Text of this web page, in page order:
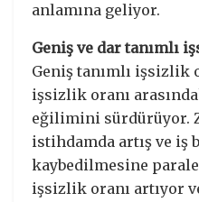
anlamına geliyor.
Geniş ve dar tanımlı
Geniş tanımlı işsizlik
işsizlik oranı
eğilimini sürdürüyor.
istihdamda artış ve iş
kaybedilmesine
işsizlik oranı artıyor